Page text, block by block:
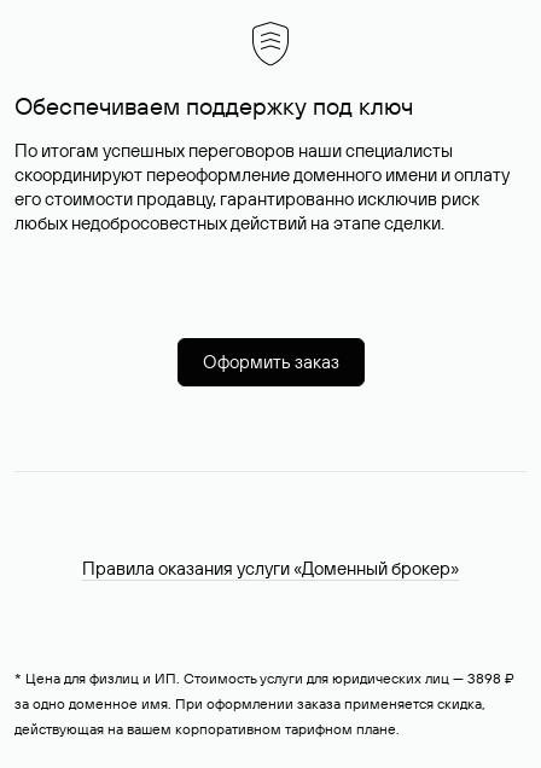
Обеспечиваем поддержку под ключ
По итогам успешных переговоров наши специалисты
скоординируют переоформление доменного имени и оплату
его стоимости продавцу, гарантированно исключив риск
любых недобросовестных действий на этапе сделки.
Оформить заказ
Правила оказания услуги «Доменный брокер»
* Цена для физлиц и ИП. Стоимость услуги для юридических лиц — 3898 ₽
за одно доменное имя. При оформлении заказа применяется скидка,
действующая на вашем корпоративном тарифном плане.